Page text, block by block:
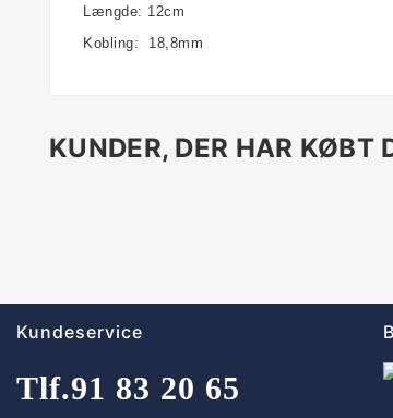
Længde: 12cm
Kobling: 18,8mm
KUNDER, DER HAR KØBT
Kundeservice
Tlf.91 83 20 65